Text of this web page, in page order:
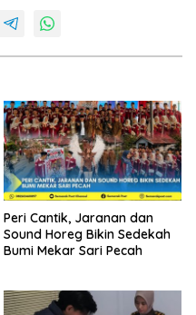
Peri Cantik, Jaranan dan
Sound Horeg Bikin Sedekah
Bumi Mekar Sari Pecah